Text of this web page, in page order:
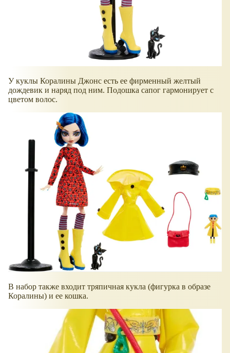
У куклы Коралины Джонс есть ее фирменный желтый
дождевик и наряд под ним. Подошка сапог гармонирует с
цветом волос.
В набор также входит тряпичная кукла (фигурка в образе
Коралины) и ее кошка.